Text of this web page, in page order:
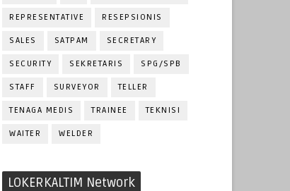
REPRESENTATIVE RESEPSIONIS
SALES SATPAM SECRETARY
SECURITY SEKRETARIS SPG/SPB
STAFF SURVEYOR TELLER
TENAGA MEDIS TRAINEE TEKNISI
WAITER WELDER
LOKERKALTIM Network